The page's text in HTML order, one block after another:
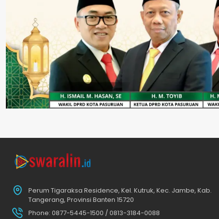
Perum Tigaraksa Residence, Kel. Kutruk, Kec. Jambe, Kab.
Tangerang, Provinsi Banten 15720
Phone: 0877-5445-1500 / 0813-3184-0088